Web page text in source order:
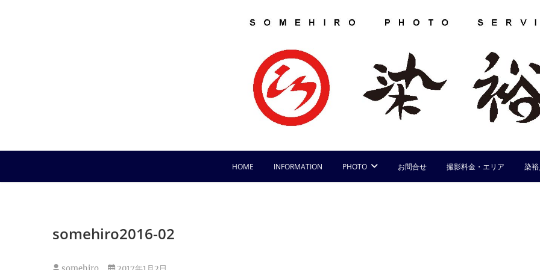
HOME INFORMATION PHOTO お問合せ 撮影料金・エリア 染
somehiro2016-02